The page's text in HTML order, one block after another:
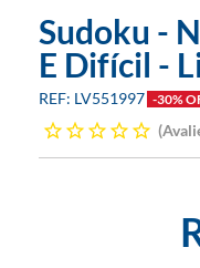
Sudoku -
E Difícil -
LV551997 -30%